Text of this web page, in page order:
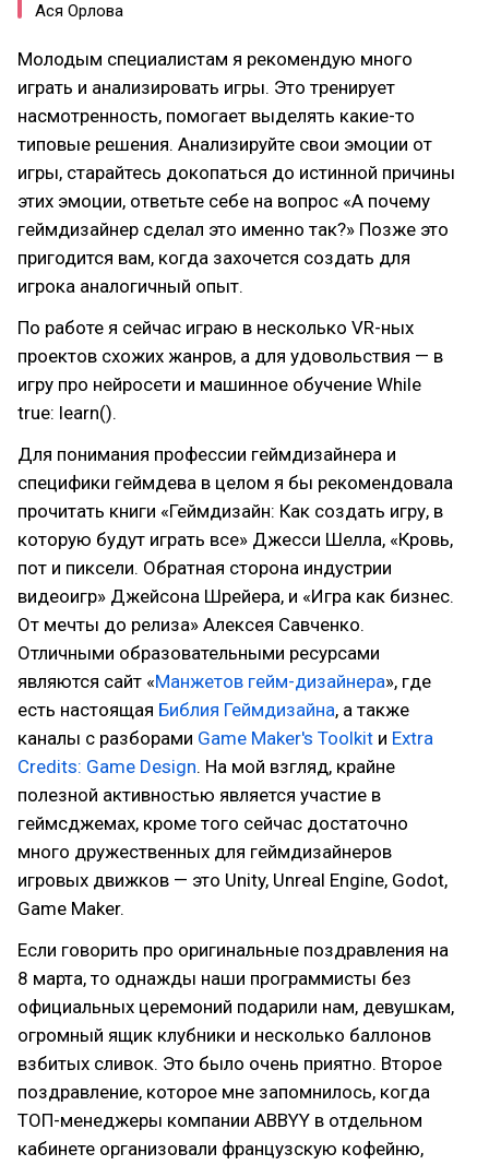
Ася Орлова
Молодым специалистам я рекомендую много
играть и анализировать игры. Это тренирует
насмотренность, помогает выделять какие-то
типовые решения. Анализируйте свои эмоции от
игры, старайтесь докопаться до истинной причины
этих эмоции, ответьте себе на вопрос «А почему
геймдизайнер сделал это именно так?» Позже это
пригодится вам, когда захочется создать для
игрока аналогичный опыт.
По работе я сейчас играю в несколько VR-ных
проектов схожих жанров, а для удовольствия — в
игру про нейросети и машинное обучение While
true: learn().
Для понимания профессии геймдизайнера и
специфики геймдева в целом я бы рекомендовала
прочитать книги «Геймдизайн: Как создать игру, в
которую будут играть все» Джесси Шелла, «Кровь,
пот и пиксели. Обратная сторона индустрии
видеоигр» Джейсона Шрейера, и «Игра как бизнес.
От мечты до релиза» Алексея Савченко.
Отличными образовательными ресурсами
являются сайт «Манжетов гейм-дизайнера», где
есть настоящая Библия Геймдизайна, а также
каналы с разборами Game Maker's Toolkit и Extra
Credits: Game Design. На мой взгляд, крайне
полезной активностью является участие в
геймсджемах, кроме того сейчас достаточно
много дружественных для геймдизайнеров
игровых движков — это Unity, Unreal Engine, Godot,
Game Maker.
Если говорить про оригинальные поздравления на
8 марта, то однажды наши программисты без
официальных церемоний подарили нам, девушкам,
огромный ящик клубники и несколько баллонов
взбитых сливок. Это было очень приятно. Второе
поздравление, которое мне запомнилось, когда
ТОП-менеджеры компании ABBYY в отдельном
кабинете организовали французскую кофейню,